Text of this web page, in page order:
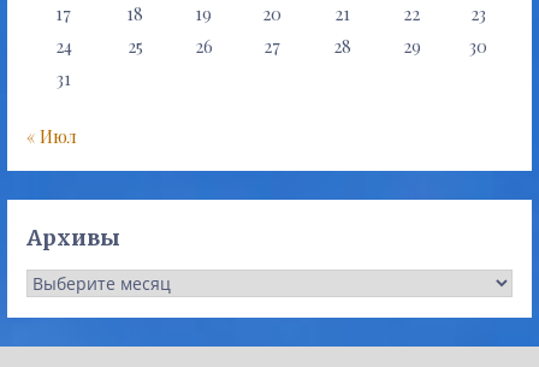
17
18 19 20 21 22
23
24
25 26 27 28 29
30
31
« Июл
Архивы
Архивы